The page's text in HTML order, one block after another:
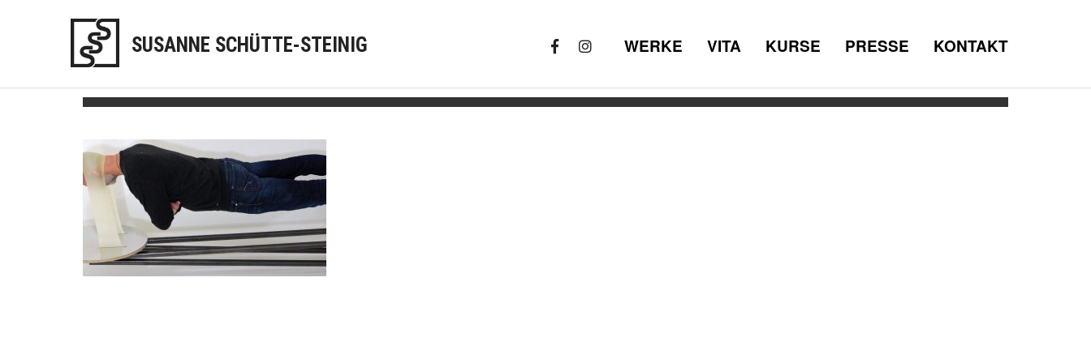
SUSANNE SCHÜTTE-STEINIG WERKE VITA KURSE PRESSE KONTAKT
Selbstschwellung-1b-RGB_1920x1080_web